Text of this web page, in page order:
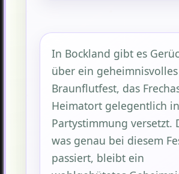
In Bockland gibt es
über ein geheimnisvolles
Braunflutfest, das
Heimatort gelegentlich in
Partystimmung versetzt.
was genau bei diesem
passiert, bleibt ein